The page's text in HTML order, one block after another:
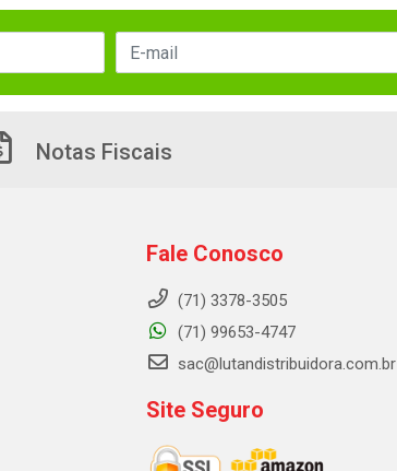
Notas Fiscais
Fale Conosco
(71) 3378-3505
(71) 99653-4747
sac@lutandistribuidora.com.br
Site Seguro